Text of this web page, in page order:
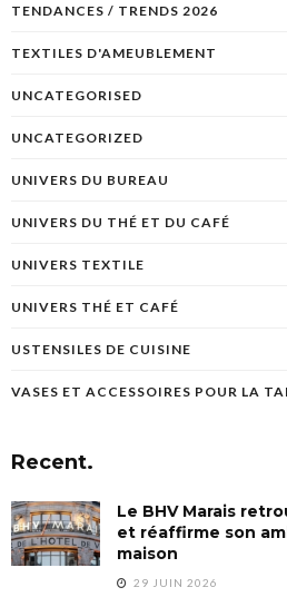
TENDANCES / TRENDS 2026
TEXTILES D'AMEUBLEMENT
UNCATEGORISED
UNCATEGORIZED
UNIVERS DU BUREAU
UNIVERS DU THÉ ET DU CAFÉ
UNIVERS TEXTILE
UNIVERS THÉ ET CAFÉ
USTENSILES DE CUISINE
VASES ET ACCESSOIRES POUR LA
Recent.
Le BHV Marais
et réaffirme son
maison
29 JUIN 2026